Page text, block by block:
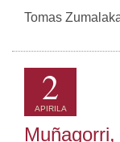
Tomas
2
APIRILA